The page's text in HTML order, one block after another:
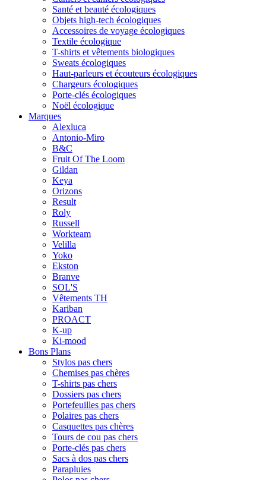
Santé et beauté écologiques
Objets high-tech écologiques
Accessoires de voyage écologiques
Textile écologique
T-shirts et vêtements biologiques
Sweats écologiques
Haut-parleurs et écouteurs écologiques
Chargeurs écologiques
Porte-clés écologiques
Noël écologique
Marques
Alexluca
Antonio-Miro
B&C
Fruit Of The Loom
Gildan
Keya
Orizons
Result
Roly
Russell
Workteam
Velilla
Yoko
Ekston
Branve
SOL'S
Vêtements TH
Kariban
PROACT
K-up
Ki-mood
Bons Plans
Stylos pas chers
Chemises pas chères
T-shirts pas chers
Dossiers pas chers
Portefeuilles pas chers
Polaires pas chers
Casquettes pas chères
Tours de cou pas chers
Porte-clés pas chers
Sacs à dos pas chers
Parapluies